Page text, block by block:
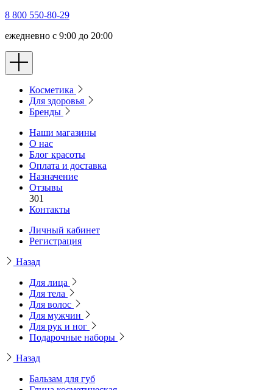
8 800 550-80-29
ежедневно с 9:00 до 20:00
Косметика
Для здоровья
Бренды
Наши магазины
О нас
Блог красоты
Оплата и доставка
Назначение
Отзывы
301
Контакты
Личный кабинет
Регистрация
Назад
Для лица
Для тела
Для волос
Для мужчин
Для рук и ног
Подарочные наборы
Назад
Бальзам для губ